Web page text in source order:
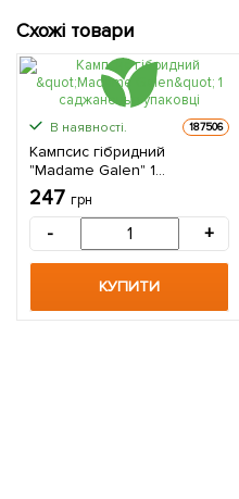
Схожі товари
В наявності. 187506
Кампсис гібридний
"Madame Galen" 1
саджанець в упаковці
247 грн
- +
КУПИТИ